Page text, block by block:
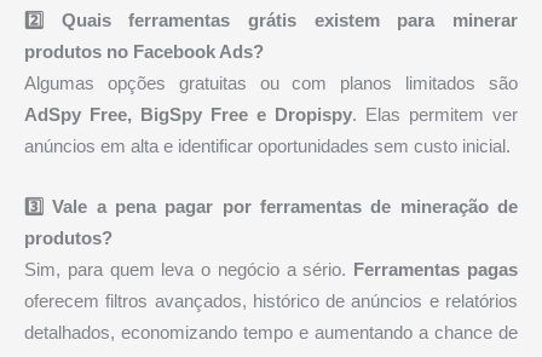
2️⃣ Quais ferramentas grátis existem para minerar
produtos no Facebook Ads?
Algumas opções gratuitas ou com planos limitados são
AdSpy Free, BigSpy Free e Dropispy. Elas permitem ver
anúncios em alta e identificar oportunidades sem custo inicial.
3️⃣ Vale a pena pagar por ferramentas de mineração de
produtos?
Sim, para quem leva o negócio a sério. Ferramentas pagas
oferecem filtros avançados, histórico de anúncios e relatórios
detalhados, economizando tempo e aumentando a chance de